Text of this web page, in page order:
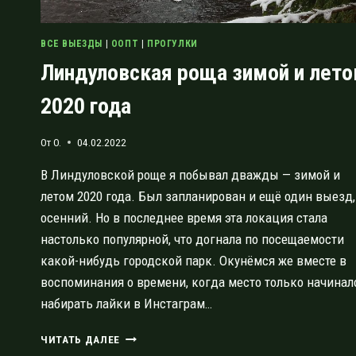
ВСЕ ВЫЕЗДЫ ООПТ ПРОГУЛКИ
Линдуловская роща зимой и
2020 года
ОтO. 04.02.2022
В Линдуловской роще я побывал дважды — зимой и
летом 2020 года. Был запланирован и ещё один выезд,
осенний. Но в последнее время эта локация стала
настолько популярной, что догнала по посещаемости
какой-нибудь городской парк. Окунёмся же вместе в
воспоминания о времени, когда место только
набирать лайки в Инстаграм…
ЧИТАТЬ ДАЛЕЕ ЛИНДУЛОВСКАЯ